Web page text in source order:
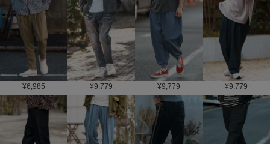
¥6,985 ¥9,779 ¥9,779 ¥9,779